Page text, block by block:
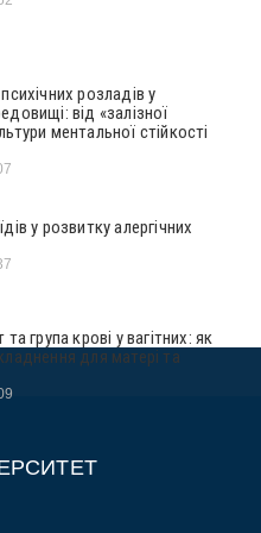
розладів у
від «залізної
ментальної стійкості
у розвитку алергічних
група крові у вагітних: як
для матері та